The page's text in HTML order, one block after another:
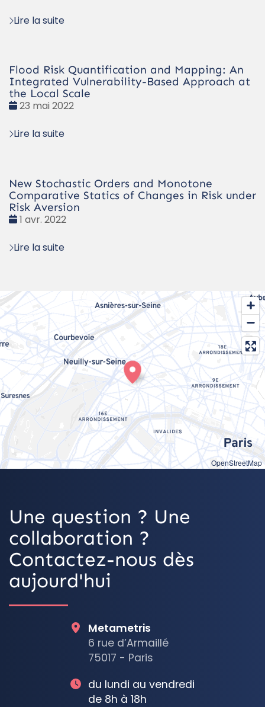
Lire la suite
Flood Risk Quantification and Mapping: An
Integrated Vulnerability-Based Approach at
the Local Scale
Date
23 mai 2022
Lire la suite
New Stochastic Orders and Monotone
Comparative Statics of Changes in Risk under
Risk Aversion
Date
1 avr. 2022
Lire la suite
OpenStreetMap
Une question ? Une
collaboration ?
Contactez-nous dès
aujourd'hui
Metametris
6 rue d’Armaillé
75017 - Paris
du lundi au vendredi
de 8h à 18h